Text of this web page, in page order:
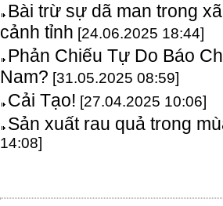
Bài trừ sự dã man trong
cảnh tỉnh [24.06.2025 18:44]
Phản Chiếu Tự Do Báo
Nam? [31.05.2025 08:59]
Cải Tạo! [27.04.2025 10:06]
Sản xuất rau quả trong
14:08]